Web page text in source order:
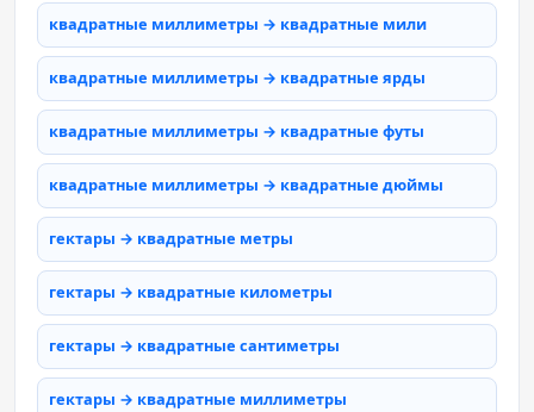
квадратные миллиметры → квадратные мили
квадратные миллиметры → квадратные ярды
квадратные миллиметры → квадратные футы
квадратные миллиметры → квадратные дюймы
гектары → квадратные метры
гектары → квадратные километры
гектары → квадратные сантиметры
гектары → квадратные миллиметры